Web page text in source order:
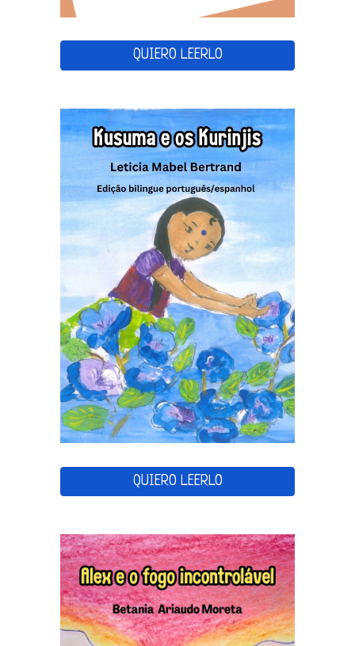
QUIERO LEERLO
QUIERO LEERLO